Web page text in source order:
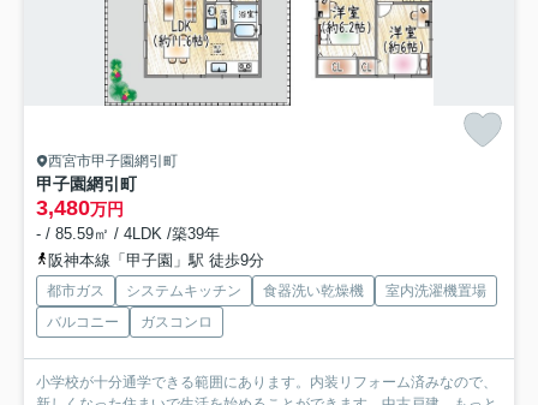
西宮市甲子園網引町
甲子園網引町
3,480万円
- / 85.59㎡ / 4LDK /築39年
阪神本線「甲子園」駅 徒歩9分
都市ガス システムキッチン 食器洗い乾燥機
室内洗濯機置場
バルコニー
ガスコンロ
小学校が十分通学できる範囲にあります。内装リフォーム済みなので、